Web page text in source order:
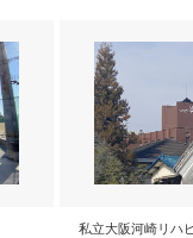
私立大阪河崎リハ